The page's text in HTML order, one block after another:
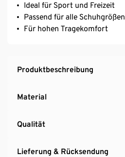
Ideal für Sport und Freizeit
Passend für alle Schuhgrößen
Für hohen Tragekomfort
Produktbeschreibung
Material
Qualität
Lieferung & Rücksendung